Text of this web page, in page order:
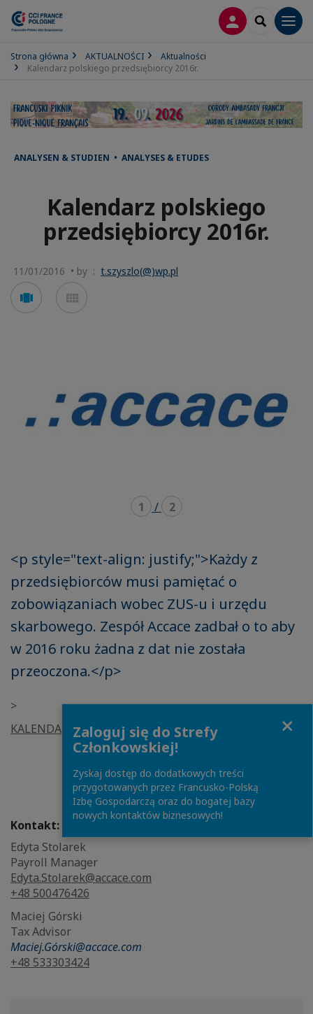
LOGOWANIE
SEARCH
Strona główna AKTUALNOŚCI
Aktualności
Kalendarz polskiego przedsiębiorcy 2016r.
ANALYSEN & STUDIEN • ANALYSES & ETUDES
Kalendarz polskiego
przedsiębiorcy 2016r.
11/01/2016 • by : t.szyszlo(@)wp.pl
Voir
en
en
1 / 2
<p style="text-align: justify;">Każdy z
przedsiębiorców musi pamiętać o
zobowiązaniach wobec ZUS-u i urzędu
skarbowego. Zespół Accace zadbał o to aby
w 2016 roku żadna z dat nie została
przeoczona.</p>
>
KALENDARZ POLSKIEGO PRZEDSIĘBIORCY 2016R. >>>
Kontakt:
Edyta Stolarek
Payroll Manager
Edyta.Stolarek@accace.com
+48 500476426
Maciej Górski
Tax Advisor
Maciej.Górski@accace.com
+48 533303424
Zaloguj się do Strefy
Członkowskiej!
Zyskaj dostęp do dodatkowych treści
przygotowanych przez Francusko-Polską
Izbę Gospodarczą oraz do bogatej bazy
nowych kontaktów biznesowych!